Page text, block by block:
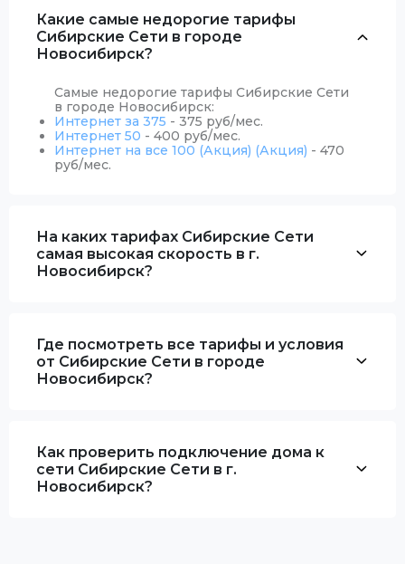
Какие самые недорогие тарифы
Сибирские Сети в городе
Новосибирск?
Самые недорогие тарифы Сибирские Сети
в городе Новосибирск:
Интернет за 375 - 375 руб/мес.
Интернет 50 - 400 руб/мес.
Интернет на все 100 (Акция) (Акция) - 470
руб/мес.
На каких тарифах Сибирские Сети
самая высокая скорость в г.
Новосибирск?
Где посмотреть все тарифы и условия
от Сибирские Сети в городе
Новосибирск?
Как проверить подключение дома к
сети Сибирские Сети в г.
Новосибирск?